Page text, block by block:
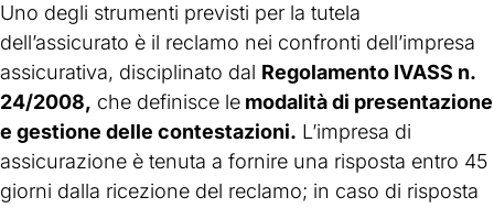
Uno degli strumenti previsti per la tutela
dell’assicurato è il reclamo nei confronti dell’impresa
assicurativa, disciplinato dal Regolamento IVASS n.
24/2008, che definisce le modalità di presentazione
e gestione delle contestazioni. L’impresa di
assicurazione è tenuta a fornire una risposta entro 45
giorni dalla ricezione del reclamo; in caso di risposta